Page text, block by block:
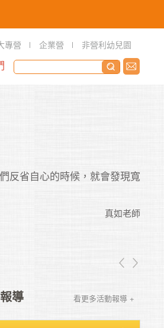
專營 企業營 非營利幼兒園
反省自心的時候，就會發現寬
真如老師夠珍
導 看更多活動報導 +